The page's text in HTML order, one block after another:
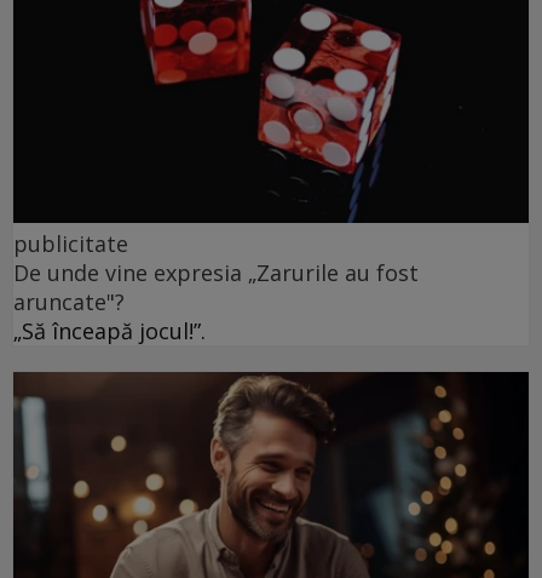
publicitate
De unde vine expresia „Zarurile au fost
aruncate"?
„Să înceapă jocul!”.